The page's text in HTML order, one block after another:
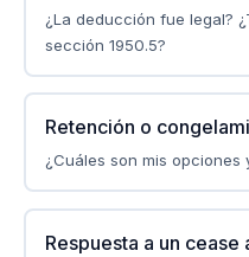
¿La deducción fue legal?
sección 1950.5?
Retención o
¿Cuáles son mis opciones
Respuesta a un cease